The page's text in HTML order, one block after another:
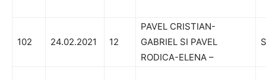
102 24.02.2021 12
PAVEL CRISTIAN-
GABRIEL SI PAVEL
RODICA-ELENA –